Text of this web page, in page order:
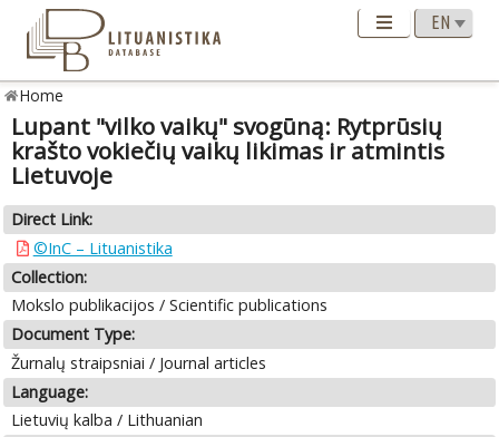
Home
Lupant "vilko vaikų" svogūną: Rytprūsių
krašto vokiečių vaikų likimas ir atmintis
Lietuvoje
Direct Link:
©InC – Lituanistika
Collection:
Mokslo publikacijos / Scientific publications
Document Type:
Žurnalų straipsniai / Journal articles
Language:
Lietuvių kalba / Lithuanian